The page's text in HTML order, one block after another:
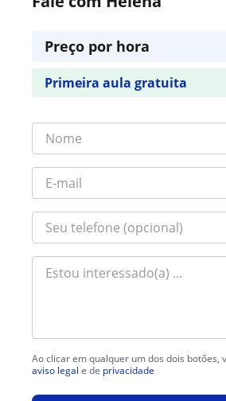
Preço por hora
Primeira aula gratuita
Ao clicar em qualquer um dos dois botões,
aviso legal e de privacidade